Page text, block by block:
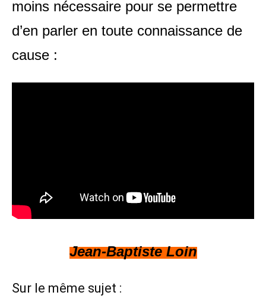
moins nécessaire pour se permettre
d’en parler en toute connaissance de
cause :
Jean-Baptiste Loin
Sur le même sujet :